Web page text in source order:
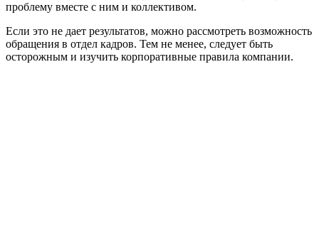
проблему вместе с ним и коллективом.
Если это не дает результатов, можно рассмотреть возможность
обращения в отдел кадров. Тем не менее, следует быть
осторожным и изучить корпоративные правила компании.